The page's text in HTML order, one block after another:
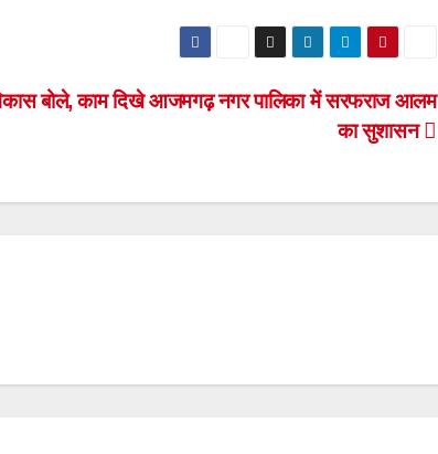
बोले, काम दिखे आजमगढ़ नगर पालिका में सरफराज आलम
का सुशासन